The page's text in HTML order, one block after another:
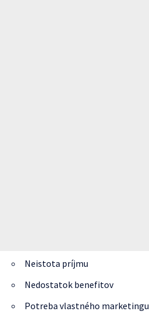
Neistota príjmu
Nedostatok benefitov
Potreba vlastného marketingu